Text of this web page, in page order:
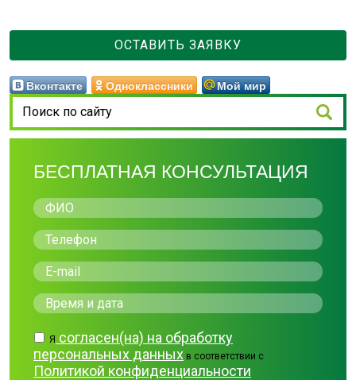
ОСТАВИТЬ ЗАЯВКУ
Вконтакте Одноклассники Мой мир
БЕСПЛАТНАЯ КОНСУЛЬТАЦИЯ
Я согласен(на) на обработку
персональных данных в соответствии с
Политикой конфиденциальности